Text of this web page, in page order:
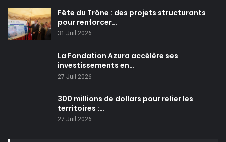
Fête du Trône : des projets structurants
pour renforcer…
31 Juil 2026
La Fondation Azura accélère ses
investissements en…
27 Juil 2026
300 millions de dollars pour relier les
territoires :…
27 Juil 2026